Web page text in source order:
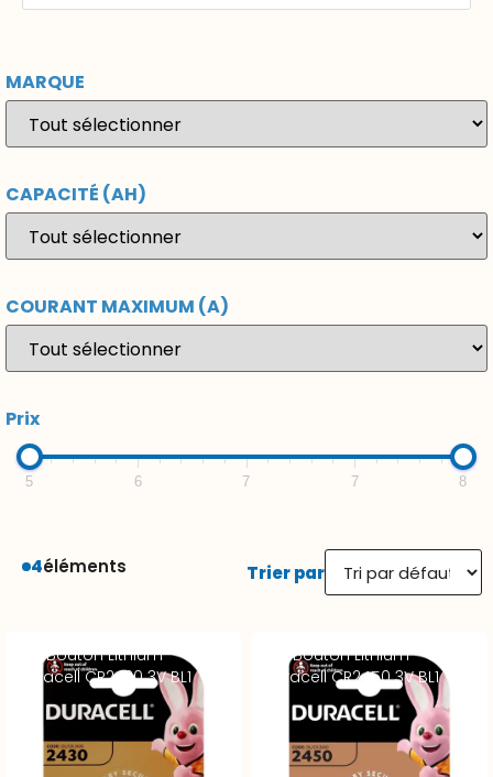
MARQUE
CAPACITÉ (AH)
COURANT MAXIMUM (A)
Prix
5 6 7 7 8
4éléments Trier par
Pile Bouton Lithium
Duracell CR2430 3V BL1
Pile Bouton Lithium
Duracell CR2450 3V BL1